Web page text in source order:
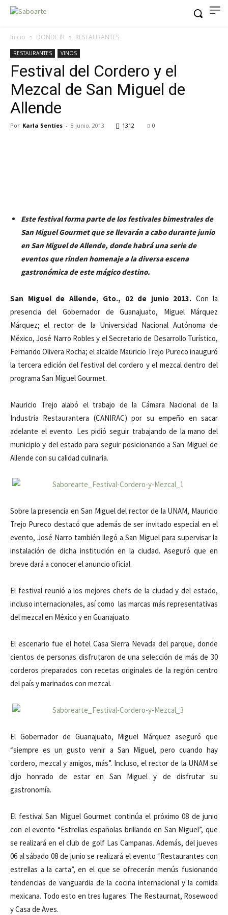
Inicio DONDE IR RESTAURANTES
RESTAURANTES VINOS
Festival del Cordero y el
Mezcal de San Miguel de
Allende
Por Karla Sentíes - 8 junio, 2013 1312 0
Este festival forma parte de los festivales bimestrales de
San Miguel Gourmet que se llevarán a cabo durante junio
en San Miguel de Allende, donde habrá una serie de
eventos que rinden homenaje a la diversa escena
gastronómica de este mágico destino.
San Miguel de Allende, Gto., 02 de junio 2013. Con la
presencia del Gobernador de Guanajuato, Miguel Márquez
Márquez; el rector de la Universidad Nacional Autónoma de
México, José Narro Robles y el Secretario de Desarrollo Turístico,
Fernando Olivera Rocha; el alcalde Mauricio Trejo Pureco inauguró
la tercera edición del festival del cordero y el mezcal dentro del
programa San Miguel Gourmet.
Mauricio Trejo alabó el trabajo de la Cámara Nacional de la
Industria Restaurantera (CANIRAC) por su empeño en sacar
adelante el evento. Les pidió seguir trabajando de la mano del
municipio y del estado para seguir posicionando a San Miguel de
Allende con su calidad culinaria.
Sobre la presencia en San Miguel del rector de la UNAM, Mauricio
Trejo Pureco destacó que además de ser invitado especial en el
evento, José Narro también llegó a San Miguel para supervisar la
instalación de dicha institución en la ciudad. Aseguró que en
breve dará a conocer el anuncio oficial.
El festival reunió a los mejores chefs de la ciudad y del estado,
incluso internacionales, así como las marcas más representativas
del mezcal en México y en Guanajuato.
El escenario fue el hotel Casa Sierra Nevada del parque, donde
cientos de personas disfrutaron de una selección de más de 30
corderos preparados con recetas originales de la región centro
del país y marinados con mezcal.
El Gobernador de Guanajuato, Miguel Márquez aseguró que
“siempre es un gusto venir a San Miguel, pero cuando hay
cordero, mezcal y amigos, más”. Incluso, el rector de la UNAM se
dijo honrado de estar en San Miguel y de disfrutar su
gastronomía.
El festival San Miguel Gourmet continúa el próximo 08 de junio
con el evento “Estrellas españolas brillando en San Miguel”, que
se realizará en el club de golf Las Campanas. Además, del jueves
06 al sábado 08 de junio se realizará el evento “Restaurantes con
estrellas a la carta”, en el que se ofrecerán menús fusionando
tendencias de vanguardia de la cocina internacional y la comida
mexicana. Todo esto en tres lugares: The Restaurnat, Rosewood
y Casa de Aves.